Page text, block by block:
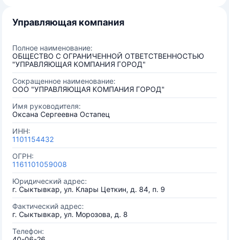
Управляющая компания
Полное наименование:
ОБЩЕСТВО С ОГРАНИЧЕННОЙ ОТВЕТСТВЕННОСТЬЮ
"УПРАВЛЯЮЩАЯ КОМПАНИЯ ГОРОД"
Сокращенное наименование:
ООО "УПРАВЛЯЮЩАЯ КОМПАНИЯ ГОРОД"
Имя руководителя:
Оксана Сергеевна Остапец
ИНН:
1101154432
ОГРН:
1161101059008
Юридический адрес:
г. Сыктывкар, ул. Клары Цеткин, д. 84, п. 9
Фактический адрес:
г. Сыктывкар, ул. Морозова, д. 8
Телефон: